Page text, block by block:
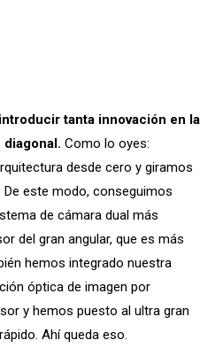
tanta innovación en la
diagonal. Como lo oyes:
desde cero y giramos
este modo, conseguimos
de cámara dual más
del gran angular, que es más
hemos integrado nuestra
óptica de imagen por
y hemos puesto al ultra gran
Ahí queda eso.